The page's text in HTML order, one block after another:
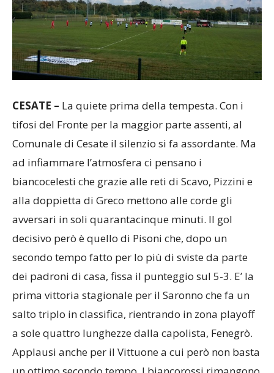
CESATE – La quiete prima della tempesta. Con i
tifosi del Fronte per la maggior parte assenti, al
Comunale di Cesate il silenzio si fa assordante. Ma
ad infiammare l’atmosfera ci pensano i
biancocelesti che grazie alle reti di Scavo, Pizzini e
alla doppietta di Greco mettono alle corde gli
avversari in soli quarantacinque minuti. Il gol
decisivo però è quello di Pisoni che, dopo un
secondo tempo fatto per lo più di sviste da parte
dei padroni di casa, fissa il punteggio sul 5-3. E’ la
prima vittoria stagionale per il Saronno che fa un
salto triplo in classifica, rientrando in zona playoff
a sole quattro lunghezze dalla capolista, Fenegrò.
Applausi anche per il Vittuone a cui però non basta